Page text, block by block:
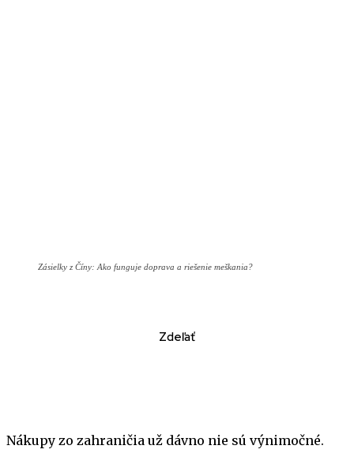
Zásielky z Číny: Ako funguje doprava a riešenie meškania?
Zdeľať
Nákupy zo zahraničia už dávno nie sú výnimočné.